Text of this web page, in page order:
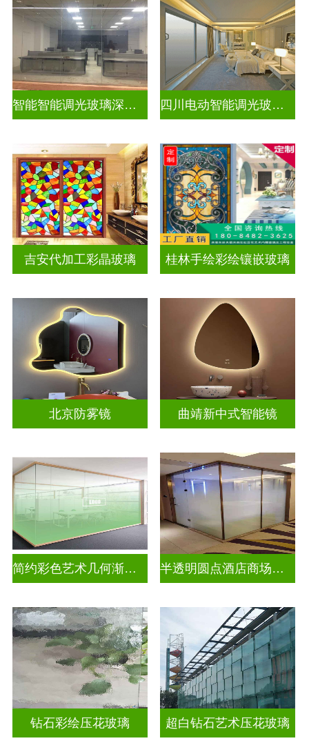
智能智能调光玻璃深加工厂家排名 四川电动智能调光玻璃订做厂
吉安代加工彩晶玻璃 桂林手绘彩绘镶嵌玻璃
北京防雾镜 曲靖新中式智能镜
简约彩色艺术几何渐变玻璃 半透明圆点酒店商场彩色渐变玻璃
钻石彩绘压花玻璃 超白钻石艺术压花玻璃